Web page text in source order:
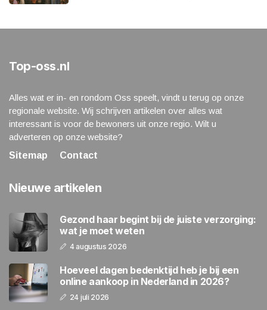
Top-oss.nl
Alles wat er in- en rondom Oss speelt, vindt u terug op onze
regionale website. Wij schrijven artikelen over alles wat
interessant is voor de bewoners uit onze regio. Wilt u
adverteren op onze website?
Sitemap
Contact
Nieuwe artikelen
Gezond haar begint bij de juiste verzorging:
wat je moet weten
4 augustus 2026
Hoeveel dagen bedenktijd heb je bij een
online aankoop in Nederland in 2026?
24 juli 2026